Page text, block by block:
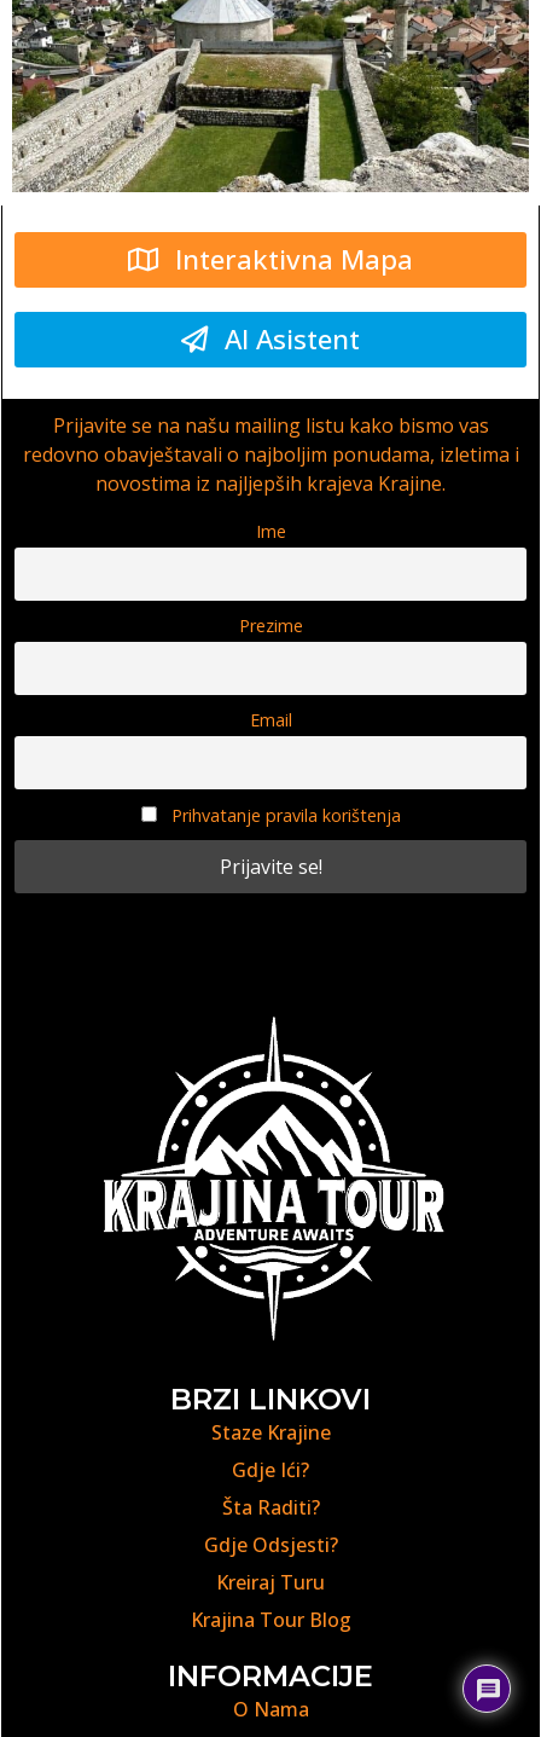
Interaktivna Mapa
AI Asistent
Prijavite se na našu mailing listu kako bismo vas
redovno obavještavali o najboljim ponudama, izletima i
novostima iz najljepših krajeva Krajine.
Ime
Prezime
Email
Prihvatanje pravila korištenja
BRZI LINKOVI
Staze Krajine
Gdje Ići?
Šta Raditi?
Gdje Odsjesti?
Kreiraj Turu
Krajina Tour Blog
INFORMACIJE
O Nama